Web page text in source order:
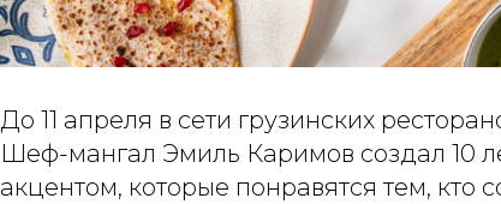
До 11 апреля в сети грузинских
Шеф-мангал Эмиль Каримов создал 10
акцентом, которые понравятся тем, кто